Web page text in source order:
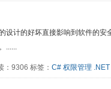
设计的好坏直接影响到软件的安
......
9306 标签： C# 权限管理 .NET